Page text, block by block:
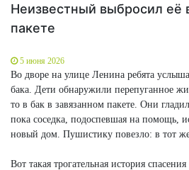
Неизвестный выбросил её
пакете
5 июня 2026
Во дворе на улице Ленина ребята
бака. Дети обнаружили перепуганное
то в бак в завязанном пакете. Они
пока соседка, подоспевшая на помощь,
новый дом. Пушистику повезло: в тот же
Вот такая трогательная история